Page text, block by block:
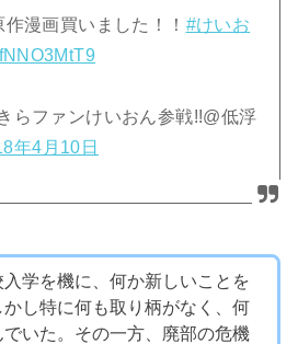
作漫画買いました！！ #けいお
らファンけいおん参戦!!@低浮
年4月10日
学を機に、何か新しいことを
し特に何も取り柄がなく、何
いた。その一方、廃部の危機